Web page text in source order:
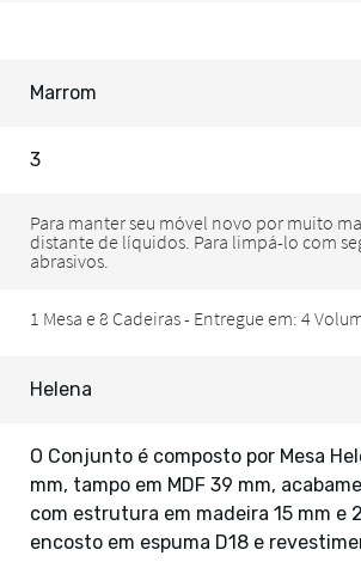
Marrom
3
Helena
O Conjunto é composto por Mesa
mm, tampo em MDF 39 mm,
com estrutura em madeira 15 mm e
encosto em espuma D18 e